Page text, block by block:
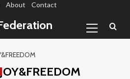
About Contact
Menu